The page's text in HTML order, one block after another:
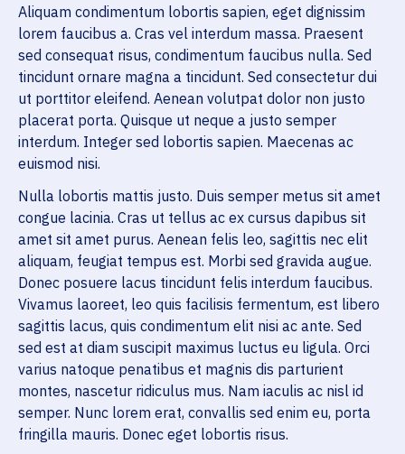
Aliquam condimentum lobortis sapien, eget dignissim
lorem faucibus a. Cras vel interdum massa. Praesent
sed consequat risus, condimentum faucibus nulla. Sed
tincidunt ornare magna a tincidunt. Sed consectetur dui
ut porttitor eleifend. Aenean volutpat dolor non justo
placerat porta. Quisque ut neque a justo semper
interdum. Integer sed lobortis sapien. Maecenas ac
euismod nisi.
Nulla lobortis mattis justo. Duis semper metus sit amet
congue lacinia. Cras ut tellus ac ex cursus dapibus sit
amet sit amet purus. Aenean felis leo, sagittis nec elit
aliquam, feugiat tempus est. Morbi sed gravida augue.
Donec posuere lacus tincidunt felis interdum faucibus.
Vivamus laoreet, leo quis facilisis fermentum, est libero
sagittis lacus, quis condimentum elit nisi ac ante. Sed
sed est at diam suscipit maximus luctus eu ligula. Orci
varius natoque penatibus et magnis dis parturient
montes, nascetur ridiculus mus. Nam iaculis ac nisl id
semper. Nunc lorem erat, convallis sed enim eu, porta
fringilla mauris. Donec eget lobortis risus.